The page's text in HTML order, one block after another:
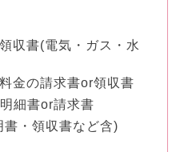
収書(電気・ガス・水
金の請求書or領収書
細書or請求書
・領収書など含)